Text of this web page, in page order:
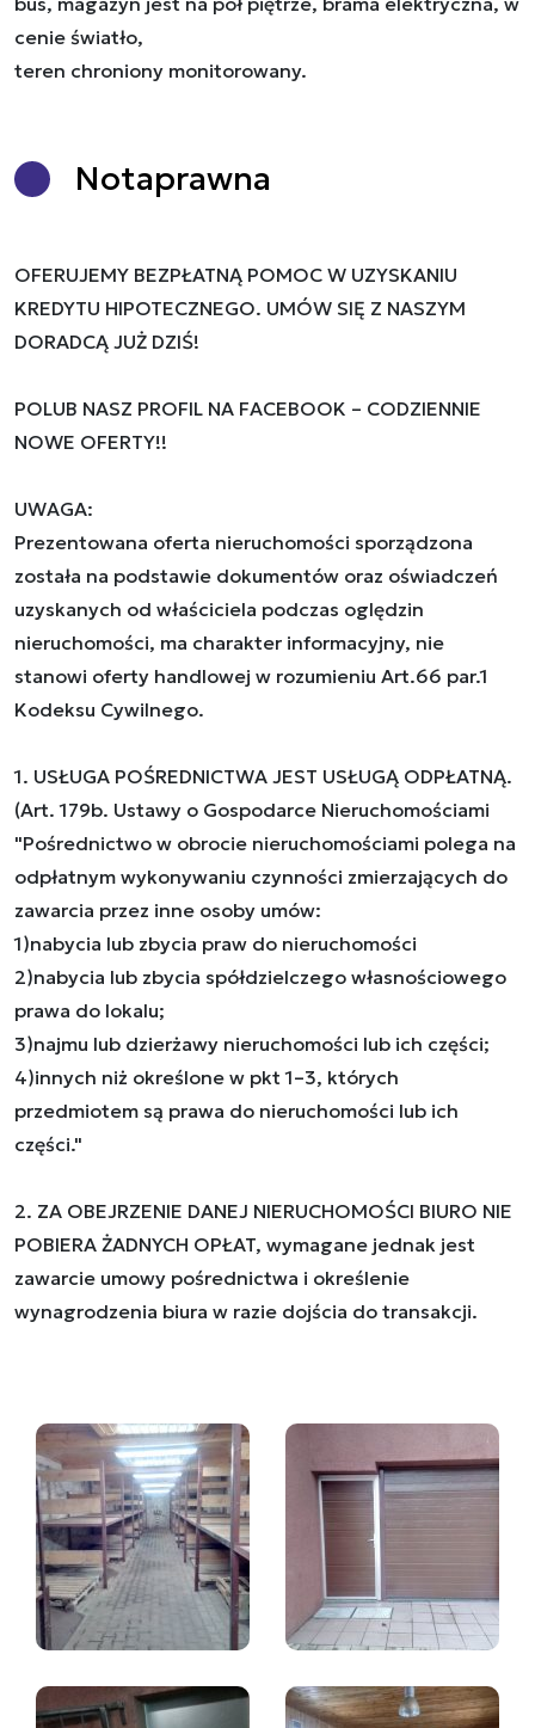
cenie światło,
teren chroniony monitorowany.
Notaprawna
OFERUJEMY BEZPŁATNĄ POMOC W UZYSKANIU
KREDYTU HIPOTECZNEGO. UMÓW SIĘ Z NASZYM
DORADCĄ JUŻ DZIŚ!
POLUB NASZ PROFIL NA FACEBOOK – CODZIENNIE
NOWE OFERTY!!
UWAGA:
Prezentowana oferta nieruchomości sporządzona
została na podstawie dokumentów oraz oświadczeń
uzyskanych od właściciela podczas oględzin
nieruchomości, ma charakter informacyjny, nie
stanowi oferty handlowej w rozumieniu Art.66 par.1
Kodeksu Cywilnego.
1. USŁUGA POŚREDNICTWA JEST USŁUGĄ ODPŁATNĄ.
(Art. 179b. Ustawy o Gospodarce Nieruchomościami
"Pośrednictwo w obrocie nieruchomościami polega na
odpłatnym wykonywaniu czynności zmierzających do
zawarcia przez inne osoby umów:
1)nabycia lub zbycia praw do nieruchomości
2)nabycia lub zbycia spółdzielczego własnościowego
prawa do lokalu;
3)najmu lub dzierżawy nieruchomości lub ich części;
4)innych niż określone w pkt 1–3, których
przedmiotem są prawa do nieruchomości lub ich
części."
2. ZA OBEJRZENIE DANEJ NIERUCHOMOŚCI BIURO NIE
POBIERA ŻADNYCH OPŁAT, wymagane jednak jest
zawarcie umowy pośrednictwa i określenie
wynagrodzenia biura w razie dojścia do transakcji.